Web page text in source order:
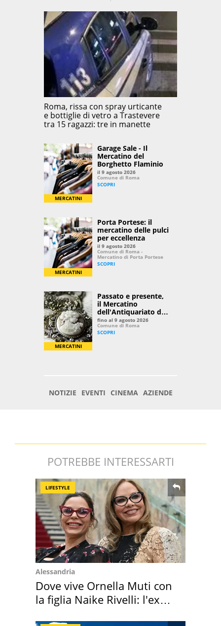
POTREBBE INTERESSARTI
LIFESTYLE
Alessandria
Dove vive Ornella Muti con
la figlia Naike Rivelli: l'ex